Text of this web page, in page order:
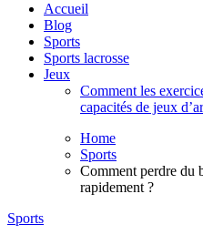
Accueil
Blog
Sports
Sports lacrosse
Jeux
Comment les
capacités de jeux
Home
Sports
Comment perdre du
rapidement ?
Sports